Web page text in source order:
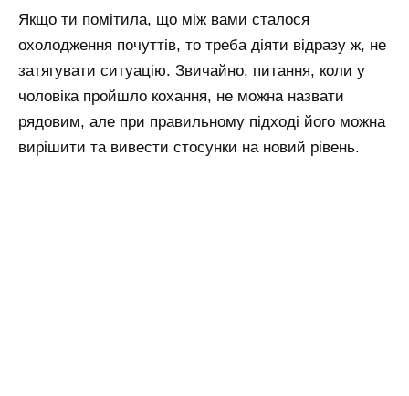
Якщо ти помітила, що між вами сталося
охолодження почуттів, то треба діяти відразу ж, не
затягувати ситуацію. Звичайно, питання, коли у
чоловіка пройшло кохання, не можна назвати
рядовим, але при правильному підході його можна
вирішити та вивести стосунки на новий рівень.